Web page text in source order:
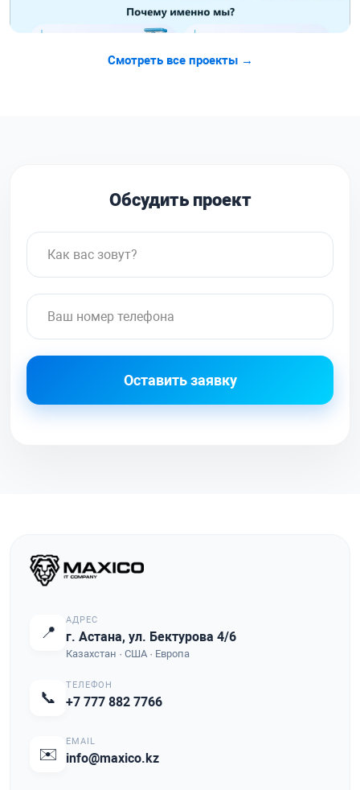
Смотреть все проекты →
Обсудить проект
Оставить заявку
📍
АДРЕС
г. Астана, ул. Бектурова 4/6
Казахстан · США · Европа
📞
ТЕЛЕФОН
+7 777 882 7766
✉️
EMAIL
info@maxico.kz